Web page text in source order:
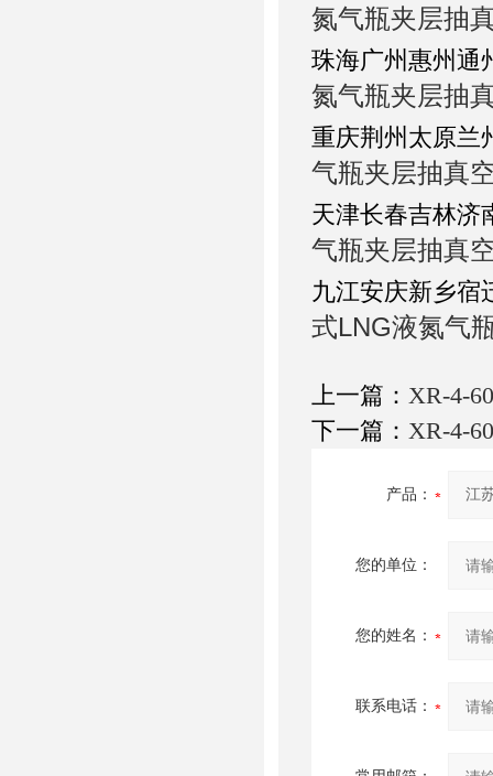
氮气瓶夹层抽
珠海广州惠州通
氮气瓶夹层抽
重庆荆州太原兰
气瓶夹层抽真
天津长春吉林济
气瓶夹层抽真
九江安庆新乡宿
式LNG液氮气
上一篇： XR-4-
下一篇： XR-4-
产品：
您的单位：
您的姓名：
联系电话：